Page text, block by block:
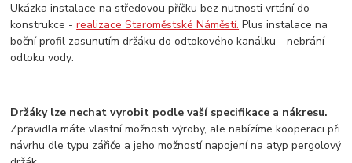
Ukázka instalace na středovou příčku bez nutnosti vrtání do
konstrukce -realizace Staroměstské Náměstí. Plus instalace na
boční profil zasunutím držáku do odtokového kanálku - nebrání
odtoku vody:
Držáky lze nechat vyrobit podle vaší specifikace a nákresu.
Zpravidla máte vlastní možnosti výroby, ale nabízíme kooperaci při
návrhu dle typu zářiče a jeho možností napojení na atyp pergolový